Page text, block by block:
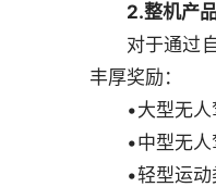
2.整机产
对于通过
丰厚奖励：
•大型无
•中型无
•轻型运